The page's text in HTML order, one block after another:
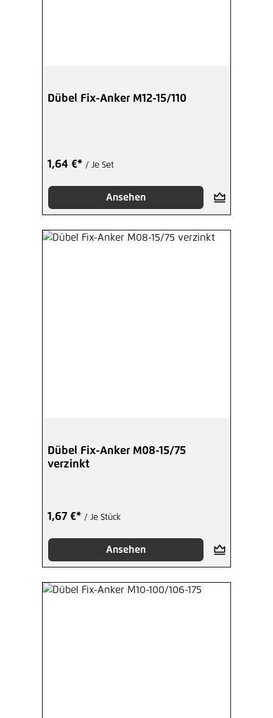
Dübel Fix-Anker M12-15/110
1,64 €* / Je Set
Ansehen
Dübel Fix-Anker M08-15/75
verzinkt
1,67 €* / Je Stück
Ansehen